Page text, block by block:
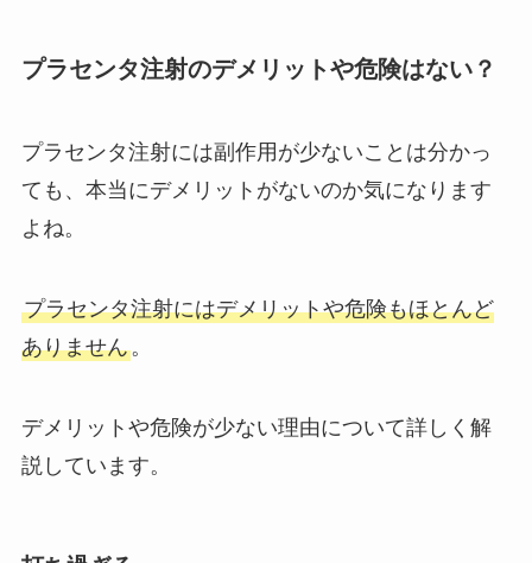
プラセンタ注射のデメリットや危険はない？
プラセンタ注射には副作用が少ないことは分かっ
ても、本当にデメリットがないのか気になります
よね。
プラセンタ注射にはデメリットや危険もほとんど
ありません。
デメリットや危険が少ない理由について詳しく解
説しています。